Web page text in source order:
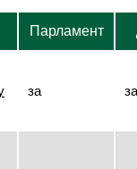
Парламент
за за